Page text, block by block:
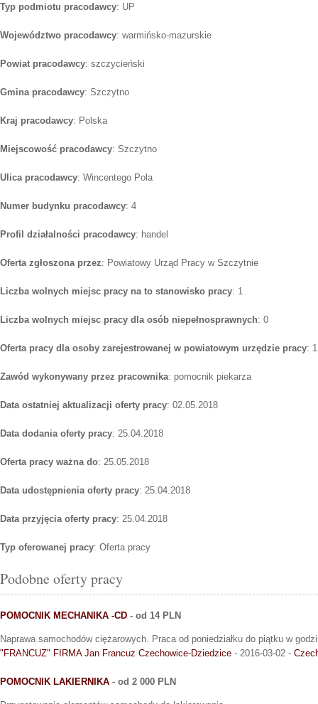
Typ podmiotu pracodawcy: UP
Województwo pracodawcy: warmińsko-mazurskie
Powiat pracodawcy: szczycieński
Gmina pracodawcy: Szczytno
Kraj pracodawcy: Polska
Miejscowość pracodawcy: Szczytno
Ulica pracodawcy: Wincentego Pola
Numer budynku pracodawcy: 4
Profil działalności pracodawcy: handel
Oferta zgłoszona przez: Powiatowy Urząd Pracy w Szczytnie
Liczba wolnych miejsc pracy na to stanowisko pracy: 1
Liczba wolnych miejsc pracy dla osób niepełnosprawnych: 0
Oferta pracy dla osoby zarejestrowanej w powiatowym urzędzie pracy: 1
Zawód wykonywany przez pracownika: pomocnik piekarza
Data ostatniej aktualizacji oferty pracy: 02.05.2018
Data dodania oferty pracy: 25.04.2018
Oferta pracy ważna do: 25.05.2018
Data udostępnienia oferty pracy: 25.04.2018
Data przyjęcia oferty pracy: 25.04.2018
Typ oferowanej pracy: Oferta pracy
Podobne oferty pracy
POMOCNIK MECHANIKA -CD - od 14 PLN
Naprawa samochodów ciężarowych. Praca od poniedziałku do piątku w
"FRANCUZ" FIRMA Jan Francuz Czechowice-Dziedzice - 2016-03-02 -
POMOCNIK LAKIERNIKA - od 2 000 PLN